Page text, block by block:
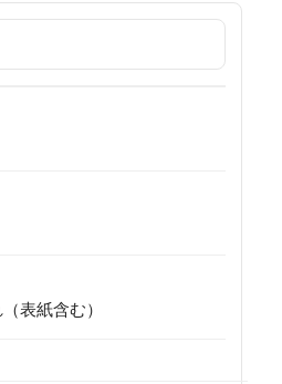
表紙含む）